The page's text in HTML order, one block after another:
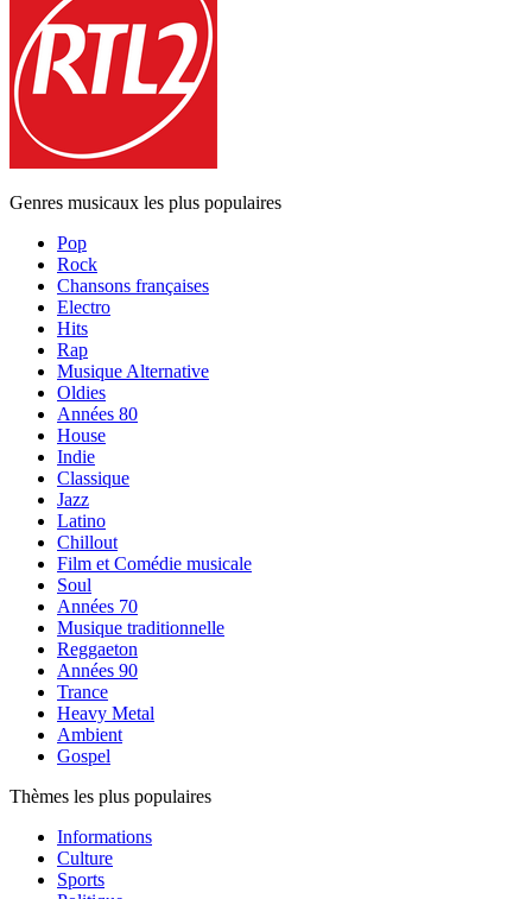
Genres musicaux les plus populaires
Pop
Rock
Chansons françaises
Electro
Hits
Rap
Musique Alternative
Oldies
Années 80
House
Indie
Classique
Jazz
Latino
Chillout
Film et Comédie musicale
Soul
Années 70
Musique traditionnelle
Reggaeton
Années 90
Trance
Heavy Metal
Ambient
Gospel
Thèmes les plus populaires
Informations
Culture
Sports